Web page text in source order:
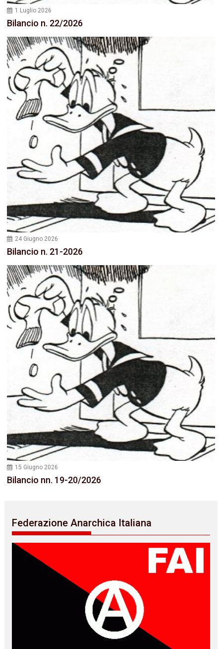
1 Luglio 2026
Bilancio n. 22/2026
24 Giugno 2026
Bilancio n. 21-2026
15 Giugno 2026
Bilancio nn. 19-20/2026
Federazione Anarchica Italiana